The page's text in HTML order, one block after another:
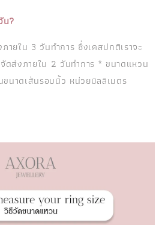
น?
ายใน 3 วันทำการ ซึ่งเคสปกติเราจะ
จัดส่งภายใน 2 วันทำการ * ขนาดแหวน
ขนาดเส้นรอบนิ้ว หน่วยมิลลิเมตร